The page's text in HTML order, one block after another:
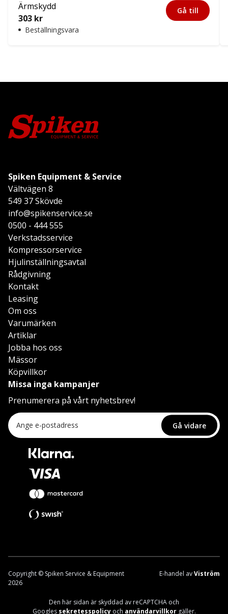
Ärmskydd
303 kr
Beställningsvara
Gå till
Spiken Equipment & Service
Vältvägen 8
549 37 Skövde
info@spikenservice.se
0500 - 444 555
Verkstadsservice
Kompressorservice
Hjulinställningsavtal
Rådgivning
Kontakt
Leasing
Om oss
Varumärken
Artiklar
Jobba hos oss
Mässor
Köpvillkor
Missa inga kampanjer
Prenumerera på vårt nyhetsbrev!
Gå vidare
Den här sidan är skyddad av reCAPTCHA och
Googles sekretesspolicyoch användarvillkorgäller.
Copyright © Spiken Service & Equipment
2026
E-handel avViström